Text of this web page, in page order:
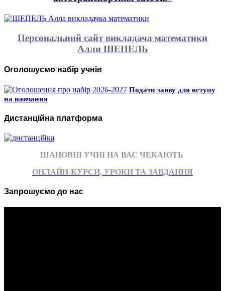
Персональний сайт викладача математики
Алли ШЕПЕЛЬ
Оголошуємо набір учнів
Подати заяву для вступу
на навчання
Дистанційна платформа
ШАНОВНІ УЧНІ НА ВАС ЧЕКАЮТЬ
ОНЛАЙН-КУРСИ, УРОКИ ТА ЗАВДАННЯ
Запрошуємо до нас